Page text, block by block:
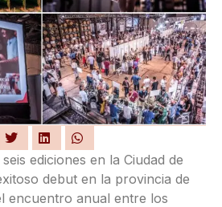
ediciones en la Ciudad de
debut en la provincia de
encuentro anual entre los